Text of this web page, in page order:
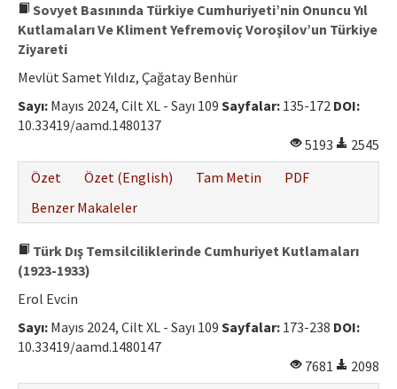
Sovyet Basınında Türkiye Cumhuriyeti’nin Onuncu Yıl
Kutlamaları Ve Kliment Yefremoviç Voroşilov’un Türkiye
Ziyareti
Mevlüt Samet Yıldız, Çağatay Benhür
Sayı: Mayıs 2024, Cilt XL - Sayı 109 Sayfalar: 135-172 DOI:
10.33419/aamd.1480137
5193
2545
Özet
Özet (English) Tam Metin
PDF
Benzer Makaleler
Türk Dış Temsilciliklerinde Cumhuriyet Kutlamaları
(1923-1933)
Erol Evcin
Sayı: Mayıs 2024, Cilt XL - Sayı 109 Sayfalar: 173-238 DOI:
10.33419/aamd.1480147
7681
2098